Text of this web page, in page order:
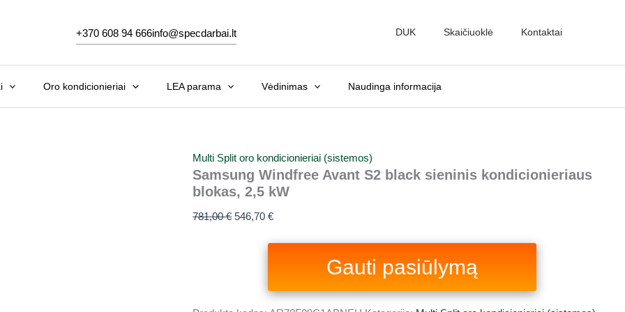
+370 608 94 666info@specdarbai.lt DUK Skaičiuoklė Kontaktai
Oro kondicionieriai LEA parama Vėdinimas Naudinga informacija
Multi Split oro kondicionieriai (sistemos)
Samsung Windfree Avant S2 black sieninis kondicionieriaus
blokas, 2,5 kW
781,00€
was:
546,70€
Gauti pasiūlymą